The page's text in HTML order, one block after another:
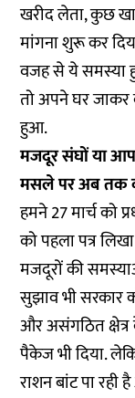
खरीद लेता, कुछ खा
मांगना शुरू कर
वजह से ये समस्या
तो अपने घर
हुआ.
मजदूर संघों या
मसले पर अब तक
हमने 27 मार्च को
को पहला पत्र
मजदूरों की
सुझाव भी सरकार
और असंगठित
पैकेज भी दिया.
राशन बांट पा